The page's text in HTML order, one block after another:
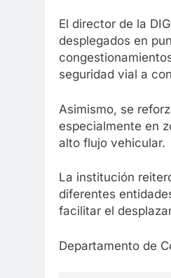
El director de la
desplegados en
seguridad vial a
Asimismo, se
especialmente en
alto flujo vehicular.
La institución
diferentes
facilitar el
Departamento de